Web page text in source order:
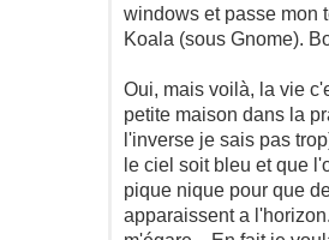
windows et passe mon
Koala (sous Gnome).
Oui, mais voilà, la vie
petite maison dans la
l'inverse je sais pas
le ciel soit bleu et que
pique nique pour que
apparaissent a